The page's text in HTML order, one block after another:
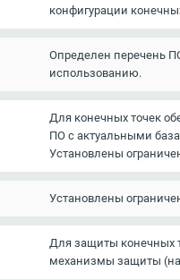
конфигурации
Определен перечень
использованию.
Для конечных точек
ПО с актуальными
Установлены
Установлены
Для защиты конечных
механизмы защиты